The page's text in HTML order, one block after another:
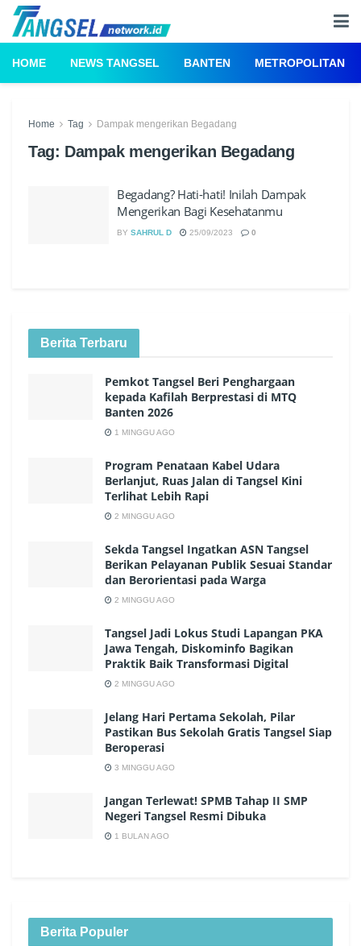
HOME NEWS TANGSEL BANTEN METROPOLITAN
Home Tag Dampak mengerikan Begadang
Tag: Dampak mengerikan Begadang
Begadang? Hati-hati! Inilah Dampak
Mengerikan Bagi Kesehatanmu
BY SAHRUL D 25/09/2023 0
Berita Terbaru
Pemkot Tangsel Beri Penghargaan
kepada Kafilah Berprestasi di MTQ
Banten 2026
1 MINGGU AGO
Program Penataan Kabel Udara
Berlanjut, Ruas Jalan di Tangsel Kini
Terlihat Lebih Rapi
2 MINGGU AGO
Sekda Tangsel Ingatkan ASN Tangsel
Berikan Pelayanan Publik Sesuai Standar
dan Berorientasi pada Warga
2 MINGGU AGO
Tangsel Jadi Lokus Studi Lapangan PKA
Jawa Tengah, Diskominfo Bagikan
Praktik Baik Transformasi Digital
2 MINGGU AGO
Jelang Hari Pertama Sekolah, Pilar
Pastikan Bus Sekolah Gratis Tangsel Siap
Beroperasi
3 MINGGU AGO
Jangan Terlewat! SPMB Tahap II SMP
Negeri Tangsel Resmi Dibuka
1 BULAN AGO
Berita Populer